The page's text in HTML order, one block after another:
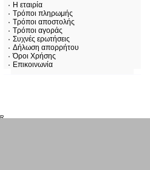
Η εταιρία
Τρόποι πληρωμής
Τρόποι αποστολής
Τρόποι αγοράς
Συχνές ερωτήσεις
Δήλωση απορρήτου
Όροι Χρήσης
Επικοινωνία